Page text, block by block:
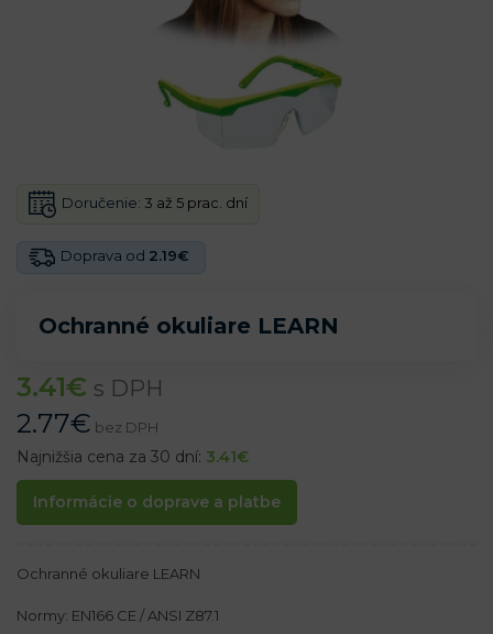
Ochranné okuliare LEARN
Doprava od 2.19€
Doručenie: 3 až 5 prac. dní
3.41€ s DPH
2.77€ bez DPH
Najnižšia cena za 30 dní: 3.41€
Informácie o doprave a platbe
Ochranné okuliare LEARN
Normy: EN166 CE / ANSI Z87.1